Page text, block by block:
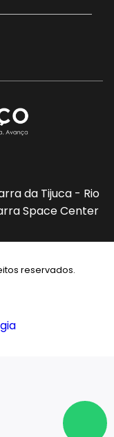
da Tijuca - Rio
Space Center
reservados.